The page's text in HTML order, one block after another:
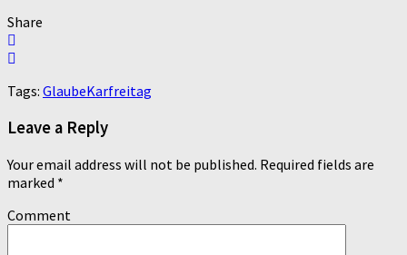
Share
Tags: GlaubeKarfreitag
Leave a Reply
Your email address will not be published. Required fields are
marked *
Comment